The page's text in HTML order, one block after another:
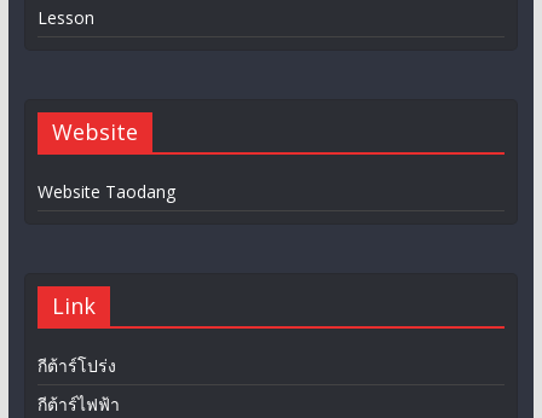
Lesson
Website
Website Taodang
Link
กีต้าร์โปร่ง
กีต้าร์ไฟฟ้า